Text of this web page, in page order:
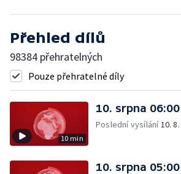
Přehled dílů
98384 přehratelných
Pouze přehratelné díly
10 min
10. srpna 06:00
Poslední vysílání10.
10. srpna 05:00